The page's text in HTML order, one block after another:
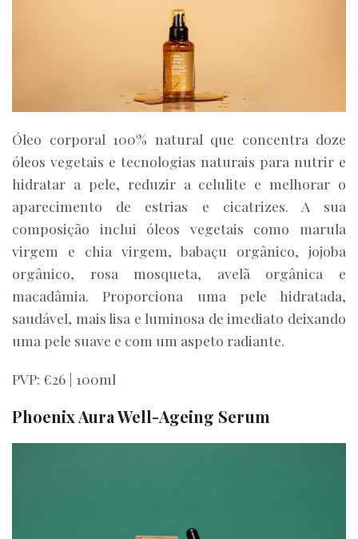
Óleo corporal 100% natural que concentra doze
óleos vegetais e tecnologias naturais para nutrir e
hidratar a pele, reduzir a celulite e melhorar o
aparecimento de estrias e cicatrizes. A sua
composição inclui óleos vegetais como marula
virgem e chia virgem, babaçu orgânico, jojoba
orgânico, rosa mosqueta, avelã orgânica e
macadâmia. Proporciona uma pele hidratada,
saudável, mais lisa e luminosa de imediato deixando
uma pele suave e com um aspeto radiante.
PVP: €26 | 100ml
Phoenix Aura Well-Ageing Serum